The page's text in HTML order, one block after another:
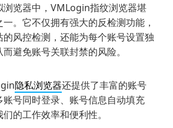
览器中，VMLogin指纹浏览器堪
。它不仅拥有强大的反检测功能，
风控检测，还能为每个账号设置独
避免账号关联封禁的风险。
隐私浏览器还提供了丰富的账号
号同时登录、账号信息自动填充
的工作效率和便利性。